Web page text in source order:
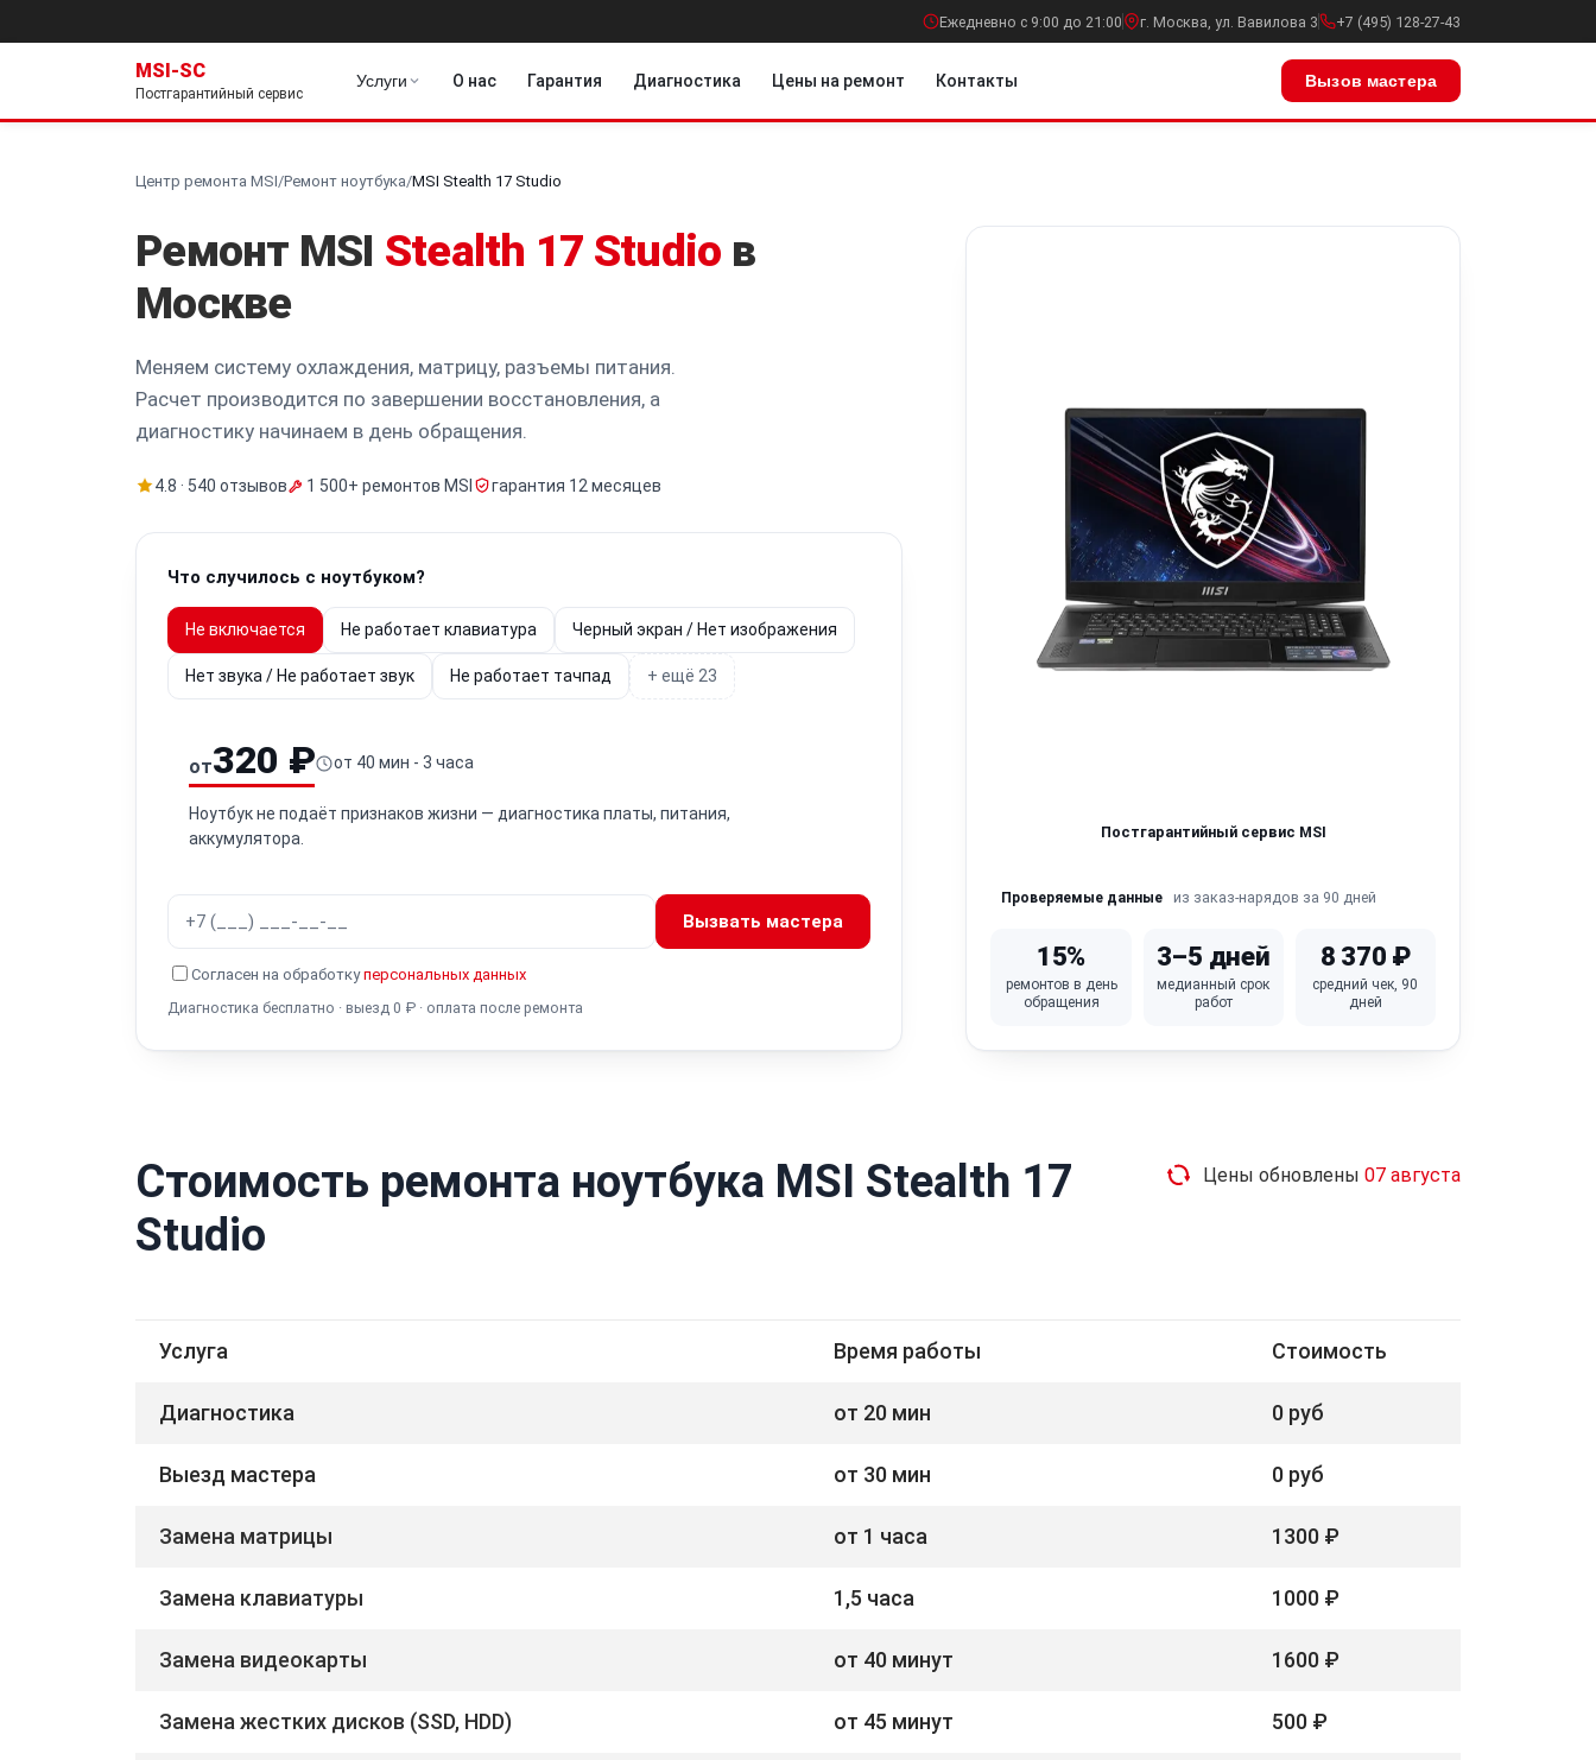
Ежедневно с 9:00 до 21:00 г. Москва, ул. Вавилова 3 +7 (495) 128-27-43
MSI-SC
Постгарантийный сервис
Услуги О нас Гарантия Диагностика Цены на ремонт Контакты Вызов мастера
Центр ремонта MSI/Ремонт ноутбука/MSI Stealth 17 Studio
Ремонт MSI Stealth 17 Studio в
Москве
Меняем систему охлаждения, матрицу, разъемы питания.
Расчет производится по завершении восстановления, а
диагностику начинаем в день обращения.
4.8 · 540 отзывов 1 500+ ремонтов MSI гарантия 12 месяцев
Что случилось с ноутбуком?
Не включается Не работает клавиатура Черный экран / Нет изображения
Нет звука / Не работает звук Не работает тачпад + ещё 23
от320 ₽ от 40 мин - 3 часа
Ноутбук не подаёт признаков жизни — диагностика платы, питания,
аккумулятора.
Вызвать мастера
Согласен на обработкуперсональных данных
Диагностика бесплатно · выезд 0 ₽ · оплата после ремонта
Постгарантийный сервис MSI
Проверяемые данные из заказ-нарядов за 90 дней
15%
ремонтов в день
обращения
3–5 дней
медианный срок
работ
8 370 ₽
средний чек, 90
дней
Стоимость ремонта ноутбука MSI Stealth 17
Studio
Цены обновлены 07 августа
Услуга Время работы Стоимость
Диагностика от 20 мин 0 руб
Выезд мастера от 30 мин 0 руб
Замена матрицы от 1 часа 1300 ₽
Замена клавиатуры 1,5 часа 1000 ₽
Замена видеокарты от 40 минут 1600 ₽
Замена жестких дисков (SSD, HDD) от 45 минут 500 ₽